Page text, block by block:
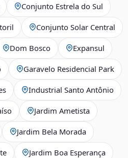
Conjunto Estrela do Sul
Conjunto Solar Central
Dom Bosco Expansul
Garavelo Residencial Park
Industrial Santo Antônio
Jardim Ametista
Jardim Bela Morada
Jardim Boa Esperança